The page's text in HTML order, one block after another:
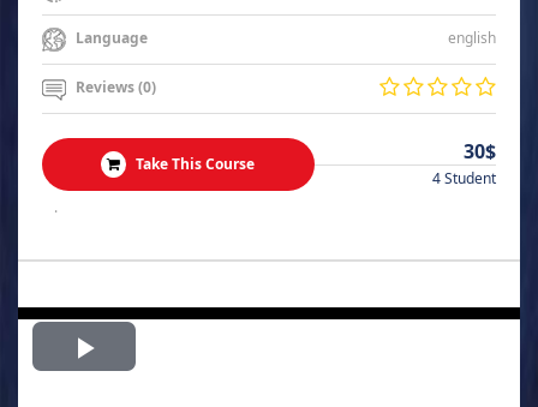
Language english
Reviews (0)
Take This Course 30$
4 Student
.
Play